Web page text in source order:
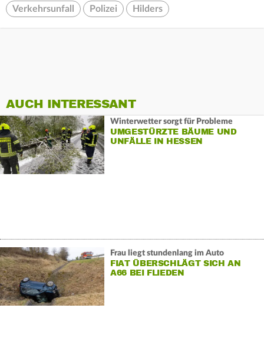
Verkehrsunfall Polizei Hilders
AUCH INTERESSANT
Winterwetter sorgt für Probleme
UMGESTÜRZTE BÄUME UND
UNFÄLLE IN HESSEN
Frau liegt stundenlang im Auto
FIAT ÜBERSCHLÄGT SICH AN
A66 BEI FLIEDEN